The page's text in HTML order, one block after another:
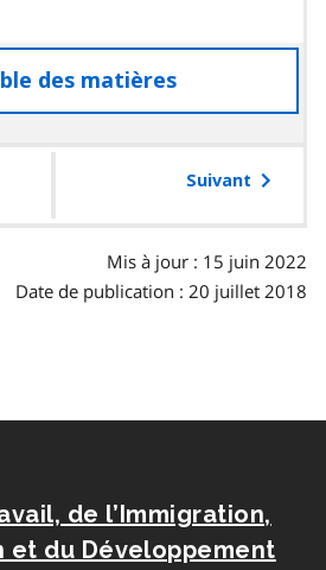
des matières
à
table
Suivant
Mis à jour : 15 juin 2022
Date de publication : 20 juillet 2018
de l’Immigration,
et du Développement